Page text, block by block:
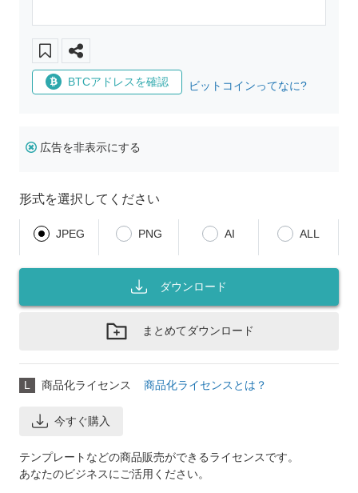
BTCアドレスを確認 ビットコインってなに?
広告を非表示にする
形式を選択してください
JPEG PNG AI ALL
ダウンロード
まとめてダウンロード
L 商品化ライセンス 商品化ライセンスとは？
今すぐ購入
テンプレートなどの商品販売ができるライセンスです。
あなたのビジネスにご活用ください。